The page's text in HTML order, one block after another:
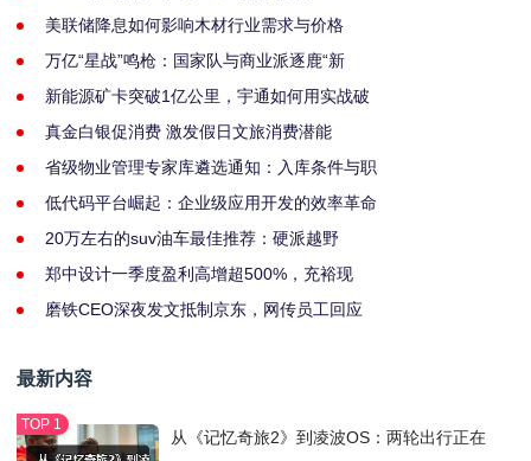
美联储降息如何影响木材行业需求与价格
万亿“星战”鸣枪：国家队与商业派逐鹿“新
新能源矿卡突破1亿公里，宇通如何用实战破
真金白银促消费 激发假日文旅消费潜能
省级物业管理专家库遴选通知：入库条件与职
低代码平台崛起：企业级应用开发的效率革命
20万左右的suv油车最佳推荐：硬派越野
郑中设计一季度盈利高增超500%，充裕现
磨铁CEO深夜发文抵制京东，网传员工回应
最新内容
从《记忆奇旅2》到凌波OS：两轮出行正在